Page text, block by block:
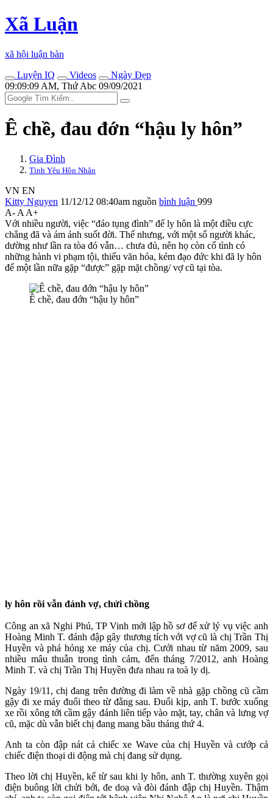
Xã Luận
xã hội luận bàn
Luyện IQ
Videos
Ngày Đẹp
09:09:09 AM, Thứ Abc 09/09/2021
Ê chề, đau đớn “hậu ly hôn”
Gia Đình
Tình Yêu Hôn Nhân
VN EN
Kitty Nguyen 11/12/12 08:40am nguồn bình luận 999
A- A A+
Với nhiều người, việc “đáo tụng đình” để ly hôn là một điều cực
chẳng đã và ám ảnh suốt đời. Thế nhưng, với một số người khác,
dường như lần ra tòa đó vẫn… chưa đủ, nên họ còn cố tình có
những hành vi phạm tội, thiếu văn hóa, kém đạo đức khi đã ly hôn
để một lần nữa gặp “được” gặp mặt chồng/ vợ cũ tại tòa.
Ê chề, đau đớn “hậu ly hôn”
ly hôn rồi vẫn đánh vợ, chửi chồng
Công an xã Nghi Phú, TP Vinh mới lập hồ sơ để xử lý vụ việc anh
Hoàng Minh T. đánh đập gây thương tích với vợ cũ là chị Trần Thị
Huyền và phá hỏng xe máy của chị. Cưới nhau từ năm 2009, sau
nhiều mâu thuẫn trong tình cảm, đến tháng 7/2012, anh Hoàng
Minh T. và chị Trần Thị Huyền đưa nhau ra toà ly dị.
Ngày 19/11, chị đang trên đường đi làm về nhà gặp chồng cũ cầm
gậy đi xe máy đuổi theo từ đằng sau. Đuổi kịp, anh T. bước xuống
xe rồi xông tới cầm gậy đánh liên tiếp vào mặt, tay, chân và lưng vợ
cũ, mặc dù vẫn biết chị đang mang bầu tháng thứ 4.
Anh ta còn đập nát cả chiếc xe Wave của chị Huyền và cướp cả
chiếc điện thoại di động mà chị đang sử dụng.
Theo lời chị Huyền, kể từ sau khi ly hôn, anh T. thường xuyên gọi
điện buông lời chửi bới, đe doạ và đòi đánh đập chị Huyền. Thậm